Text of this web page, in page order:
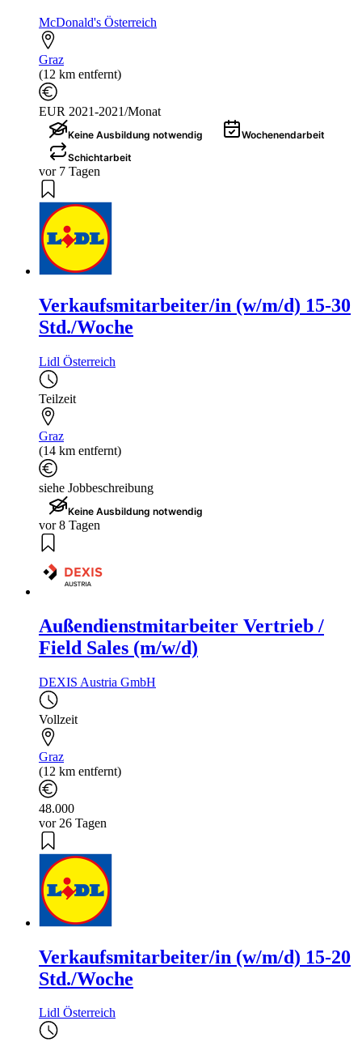
McDonald's Österreich
Graz
(12 km entfernt)
EUR 2021-2021/Monat
Keine Ausbildung notwendig
Wochenendarbeit
Schichtarbeit
vor 7 Tagen
Verkaufsmitarbeiter/in (w/m/d) 15-30
Std./Woche
Lidl Österreich
Teilzeit
Graz
(14 km entfernt)
siehe Jobbeschreibung
Keine Ausbildung notwendig
vor 8 Tagen
Außendienstmitarbeiter Vertrieb /
Field Sales (m/w/d)
DEXIS Austria GmbH
Vollzeit
Graz
(12 km entfernt)
48.000
vor 26 Tagen
Verkaufsmitarbeiter/in (w/m/d) 15-20
Std./Woche
Lidl Österreich